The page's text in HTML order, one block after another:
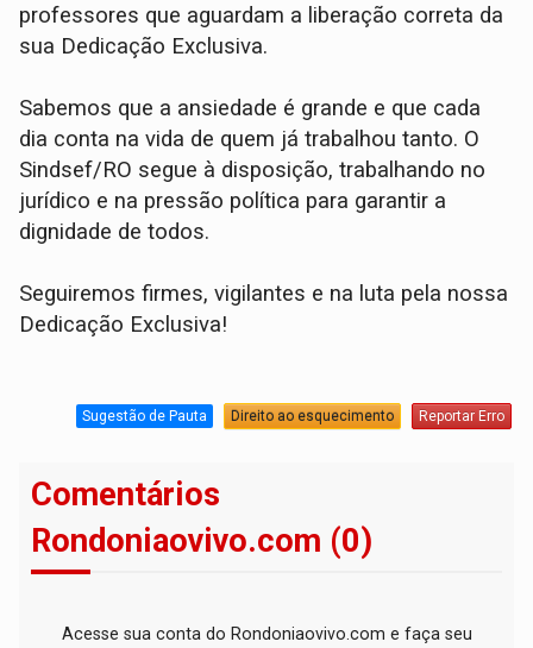
professores que aguardam a liberação correta da
sua Dedicação Exclusiva.
Sabemos que a ansiedade é grande e que cada
dia conta na vida de quem já trabalhou tanto. O
Sindsef/RO segue à disposição, trabalhando no
jurídico e na pressão política para garantir a
dignidade de todos.
Seguiremos firmes, vigilantes e na luta pela nossa
Dedicação Exclusiva!
Sugestão de Pauta Direito ao esquecimento Reportar Erro
Comentários
Rondoniaovivo.com (0)
Acesse sua conta do Rondoniaovivo.com e faça seu